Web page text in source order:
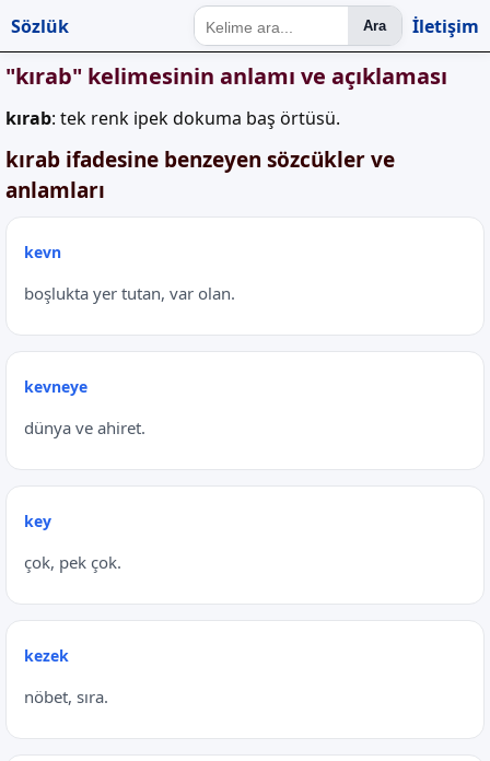
Sözlük Ara İletişim
"kırab" kelimesinin anlamı ve açıklaması
kırab: tek renk ipek dokuma baş örtüsü.
kırab ifadesine benzeyen sözcükler ve
anlamları
kevn
boşlukta yer tutan, var olan.
kevneye
dünya ve ahiret.
key
çok, pek çok.
kezek
nöbet, sıra.